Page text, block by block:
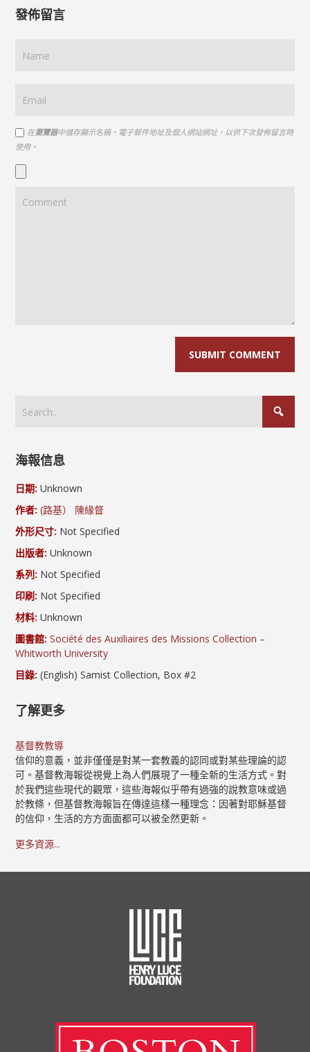
發佈留言
在瀏覽器中儲存顯示名稱、電子郵件地址及個人網站網址，以供下次發佈留言時
使用。
海報信息
日期: Unknown
作者: (路基） 陳緣督
外形尺寸: Not Specified
出版者: Unknown
系列: Not Specified
印刷: Not Specified
材料: Unknown
圖書館: Société des Auxiliaires des Missions Collection –
Whitworth University
目錄: (English) Samist Collection, Box #2
了解更多
基督教教導
信仰的意義，並非僅僅是對某一套教義的認同或對某些理論的認
可。基督教海報從視覺上為人們展現了一種全新的生活方式。對
於我們這些現代的觀眾，這些海報似乎帶有過強的說教意味或過
於教條，但基督教海報旨在傳達這樣一種理念：因著對耶穌基督
的信仰，生活的方方面面都可以被全然更新。
更多資源...